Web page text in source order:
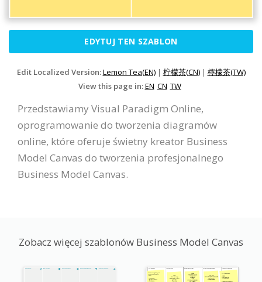
EDYTUJ TEN SZABLON
Edit Localized Version:Lemon Tea(EN)| 柠檬茶(CN)| 檸檬茶(TW)
View this page in:EN CN TW
Przedstawiamy Visual Paradigm Online,
oprogramowanie do tworzenia diagramów
online, które oferuje świetny kreator Business
Model Canvas do tworzenia profesjonalnego
Business Model Canvas.
Zobacz więcej szablonów Business Model Canvas